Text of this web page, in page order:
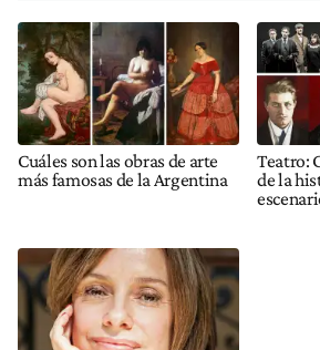
Cuáles son las obras de arte
más famosas de la Argentina
Teatro:
de la